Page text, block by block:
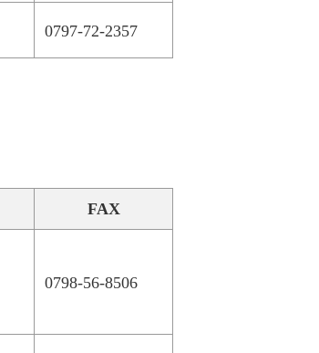
0797-72-2357
FAX
0798-56-8506